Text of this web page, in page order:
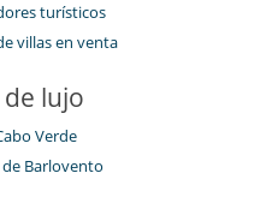
turísticos
villas en venta
lujo
Verde
Barlovento